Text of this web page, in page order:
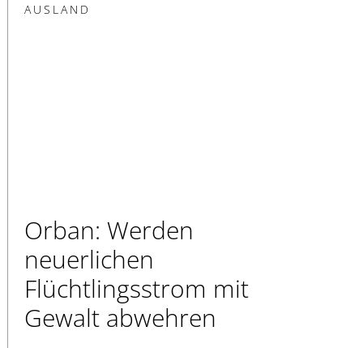
AUSLAND
Orban: Werden
neuerlichen
Flüchtlingsstrom mit
Gewalt abwehren